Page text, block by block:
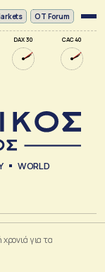
DAX 30 CAC 40
OT Forum
WORLD
για τα